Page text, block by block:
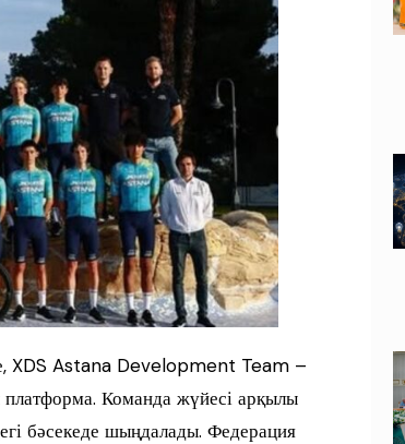
XDS Astana Development Team –
Команда жүйесі арқылы
бәсекеде шыңдалады. Федерация